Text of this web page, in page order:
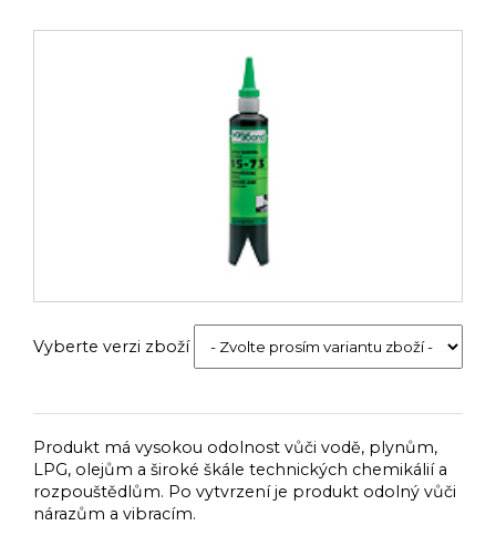
Vyberte verzi zboží
Produkt má vysokou odolnost vůči vodě, plynům,
LPG, olejům a široké škále technických chemikálií a
rozpouštědlům. Po vytvrzení je produkt odolný vůči
nárazům a vibracím.